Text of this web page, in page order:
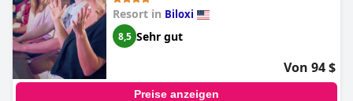
Resort in Biloxi
8,5 Sehr gut
Von 94 $
Preise anzeigen